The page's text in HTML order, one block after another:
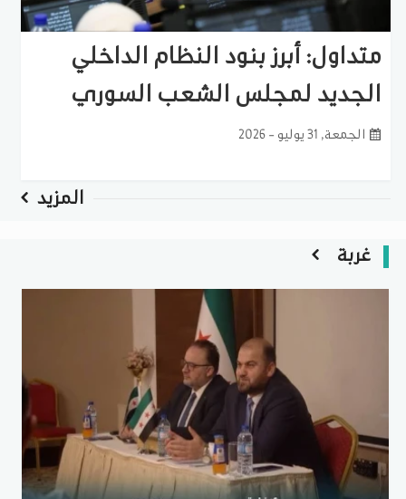
متداول: أبرز بنود النظام الداخلي
الجديد لمجلس الشعب السوري
الجمعة, 31 يوليو - 2026
المزيد
غربة